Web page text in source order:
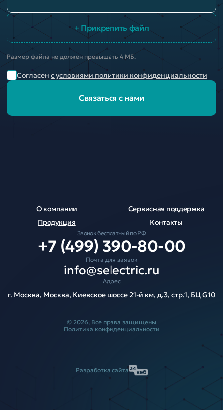
+ Прикрепить файл
Размер файла не должен превышать 4 МБ.
Согласен с условиями политики конфиденциальности
Связаться с нами
О компании
Продукция
Сервисная поддержка
Контакты
Звонок бесплатный по РФ
+7 (499) 390-80-00
Почта для заявок
info@selectric.ru
Адрес
г. Москва, Москва, Киевское шоссе 21-й км, д.3, стр.1, БЦ G10
© 2026, Все права защищены
Политика конфиденциальности
Разработка сайта